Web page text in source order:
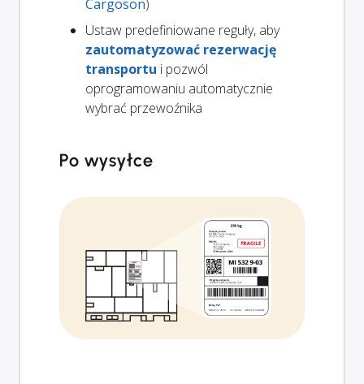
Cargoson)
Ustaw predefiniowane reguły, aby
zautomatyzować rezerwację
transportu i pozwól
oprogramowaniu automatycznie
wybrać przewoźnika
Po wysyłce